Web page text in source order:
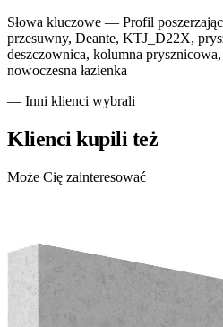
Słowa kluczowe — Profil
przesuwny, Deante, KTJ_D22X,
deszczownica, kolumna
nowoczesna łazienka
— Inni klienci wybrali
Klienci kupili też
Może Cię zainteresować